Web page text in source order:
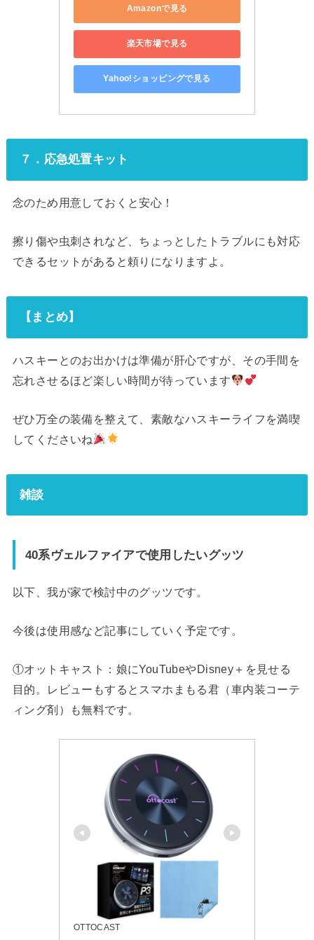
Amazonで見る
楽天市場で見る
Yahoo!ショッピングで見る
７．応急処置キット
念のため用意しておくと安心！
擦り傷や虫刺されなど、ちょっとしたトラブルにも対応
できるセットがあると頼りになりますよ。
【まとめ】
ハスキーとのお出かけは準備が肝心ですが、その手間を
忘れさせるほど楽しい時間が待っています
ぜひ万全の装備を整えて、素敵なハスキーライフを満喫
してくださいね
雑談
40系ヴェルファイアで使用したいグッツ
以下、我が家で検討中のグッツです。
今後は使用感など記事にしていく予定です。
①オットキャスト：娘にYouTubeやDisney＋を見せる
目的。レビューもするとスマホまもる君（車内装コーテ
ィング剤）も無料です。
OTTOCAST